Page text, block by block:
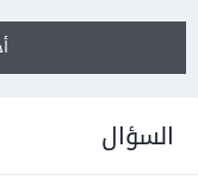
السؤال